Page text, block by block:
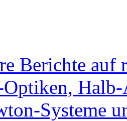
Berichte auf
Halb-
Systeme